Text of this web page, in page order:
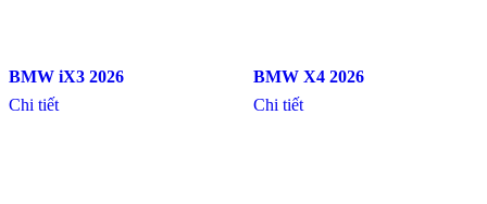
BMW iX3 2026
Chi tiết
BMW X4 2026
Chi tiết